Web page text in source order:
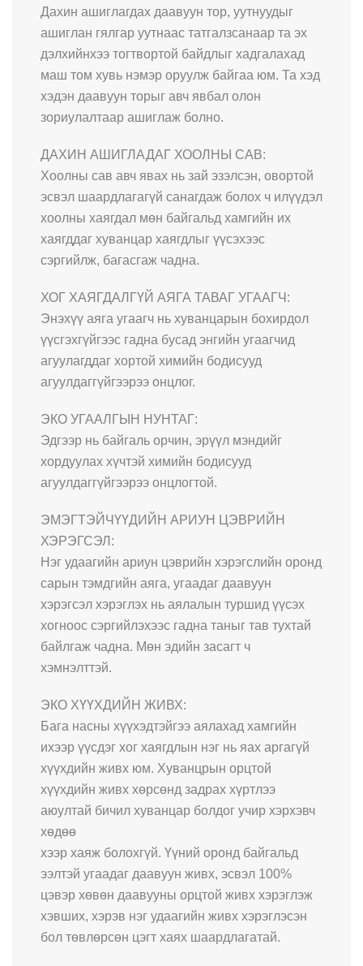
Дахин ашиглагдах даавуун тор, уутнуудыг
ашиглан гялгар уутнаас татгалзсанаар та эх
дэлхийнхээ тогтвортой байдлыг хадгалахад
маш том хувь нэмэр оруулж байгаа юм. Та хэд
хэдэн даавуун торыг авч явбал олон
зориулалтаар ашиглаж болно.
ДАХИН АШИГЛАДАГ ХООЛНЫ САВ:
Хоолны сав авч явах нь зай эзэлсэн, овортой
эсвэл шаардлагагүй санагдаж болох ч илүүдэл
хоолны хаягдал мөн байгальд хамгийн их
хаягддаг хуванцар хаягдлыг үүсэхээс
сэргийлж, багасгаж чадна.
ХОГ ХАЯГДАЛГҮЙ АЯГА ТАВАГ УГААГЧ:
Энэхүү аяга угаагч нь хуванцарын бохирдол
үүсгэхгүйгээс гадна бусад энгийн угаагчид
агуулагддаг хортой химийн бодисууд
агуулдаггүйгээрээ онцлог.
ЭКО УГААЛГЫН НУНТАГ:
Эдгээр нь байгаль орчин, эрүүл мэндийг
хордуулах хүчтэй химийн бодисууд
агуулдаггүйгээрээ онцлогтой.
ЭМЭГТЭЙЧҮҮДИЙН АРИУН ЦЭВРИЙН
ХЭРЭГСЭЛ:
Нэг удаагийн ариун цэврийн хэрэгслийн оронд
сарын тэмдгийн аяга, угаадаг даавуун
хэрэгсэл хэрэглэх нь аялалын туршид үүсэх
хогноос сэргийлэхээс гадна таныг тав тухтай
байлгаж чадна. Мөн эдийн засагт ч
хэмнэлттэй.
ЭКО ХҮҮХДИЙН ЖИВХ:
Бага насны хүүхэдтэйгээ аялахад хамгийн
ихээр үүсдэг хог хаягдлын нэг нь яах аргагүй
хүүхдийн живх юм. Хуванцрын орцтой
хүүхдийн живх хөрсөнд задрах хүртлээ
аюултай бичил хуванцар болдог учир хэрхэвч
хөдөө
хээр хаяж болохгүй. Үүний оронд байгальд
ээлтэй угаадаг даавуун живх, эсвэл 100%
цэвэр хөвөн даавууны орцтой живх хэрэглэж
хэвших, хэрэв нэг удаагийн живх хэрэглэсэн
бол төвлөрсөн цэгт хаях шаардлагатай.